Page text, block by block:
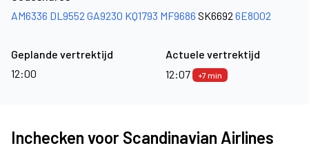
AM6336 DL9552 GA9230 KQ1793 MF9686 SK6692 6E8002
Geplande vertrektijd
12:00
Actuele vertrektijd
12:07
+7 min
Inchecken voor Scandinavian Airlines